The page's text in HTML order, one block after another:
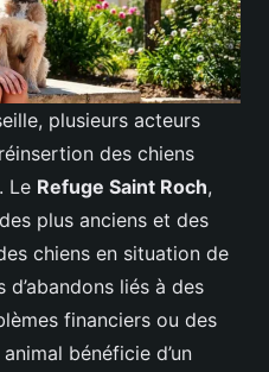
plusieurs acteurs
des chiens
Le Refuge Saint Roch,
plus anciens et des
chiens en situation de
liés à des
financiers ou des
bénéficie d’un